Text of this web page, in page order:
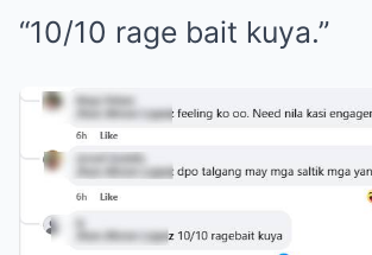
“10/10 rage bait kuya.”